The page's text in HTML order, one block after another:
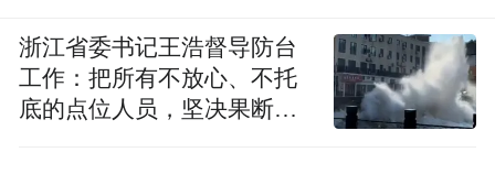
浙江省委书记王浩督导防台
工作：把所有不放心、不托
底的点位人员，坚决果断转